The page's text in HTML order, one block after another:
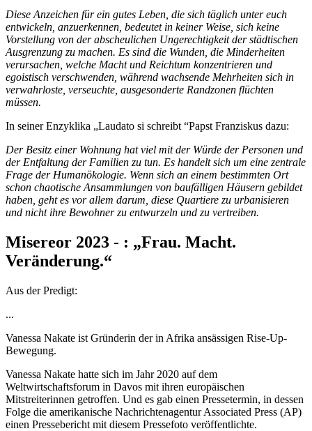
Diese Anzeichen für ein gutes Leben, die sich täglich unter euch
entwickeln, anzuerkennen, bedeutet in keiner Weise, sich keine
Vorstellung von der abscheulichen Ungerechtigkeit der städtischen
Ausgrenzung zu machen. Es sind die Wunden, die Minderheiten
verursachen, welche Macht und Reichtum konzentrieren und
egoistisch verschwenden, während wachsende Mehrheiten sich in
verwahrloste, verseuchte, ausgesonderte Randzonen flüchten
müssen.
In seiner Enzyklika „Laudato si schreibt “Papst Franziskus dazu:
Der Besitz einer Wohnung hat viel mit der Würde der Personen und
der Entfaltung der Familien zu tun. Es handelt sich um eine zentrale
Frage der Humanökologie. Wenn sich an einem bestimmten Ort
schon chaotische Ansammlungen von baufälligen Häusern gebildet
haben, geht es vor allem darum, diese Quartiere zu urbanisieren
und nicht ihre Bewohner zu entwurzeln und zu vertreiben.
Misereor 2023 - : „Frau. Macht.
Veränderung.“
Aus der Predigt:
...
Vanessa Nakate ist Gründerin der in Afrika ansässigen Rise-Up-
Bewegung.
Vanessa Nakate hatte sich im Jahr 2020 auf dem
Weltwirtschaftsforum in Davos mit ihren europäischen
Mitstreiterinnen getroffen. Und es gab einen Pressetermin, in dessen
Folge die amerikanische Nachrichtenagentur Associated Press (AP)
einen Pressebericht mit diesem Pressefoto veröffentlichte.